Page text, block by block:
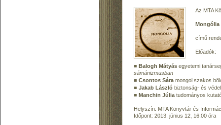
Az MTA
Mongólia
című
Előadók:
Balogh Mátyás egyetemi
sámánizmusban
Csontos Sára mongol szakos
Jakab László biztonság- és
Manchin Júlia tudományos
Helyszín: MTA Könyvtár és
Időpont: 2013. június 12, 16:00 óra